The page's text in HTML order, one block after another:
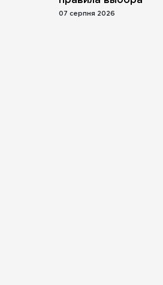
07 серпня 2026